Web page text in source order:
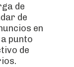
de
de
en
punto
de